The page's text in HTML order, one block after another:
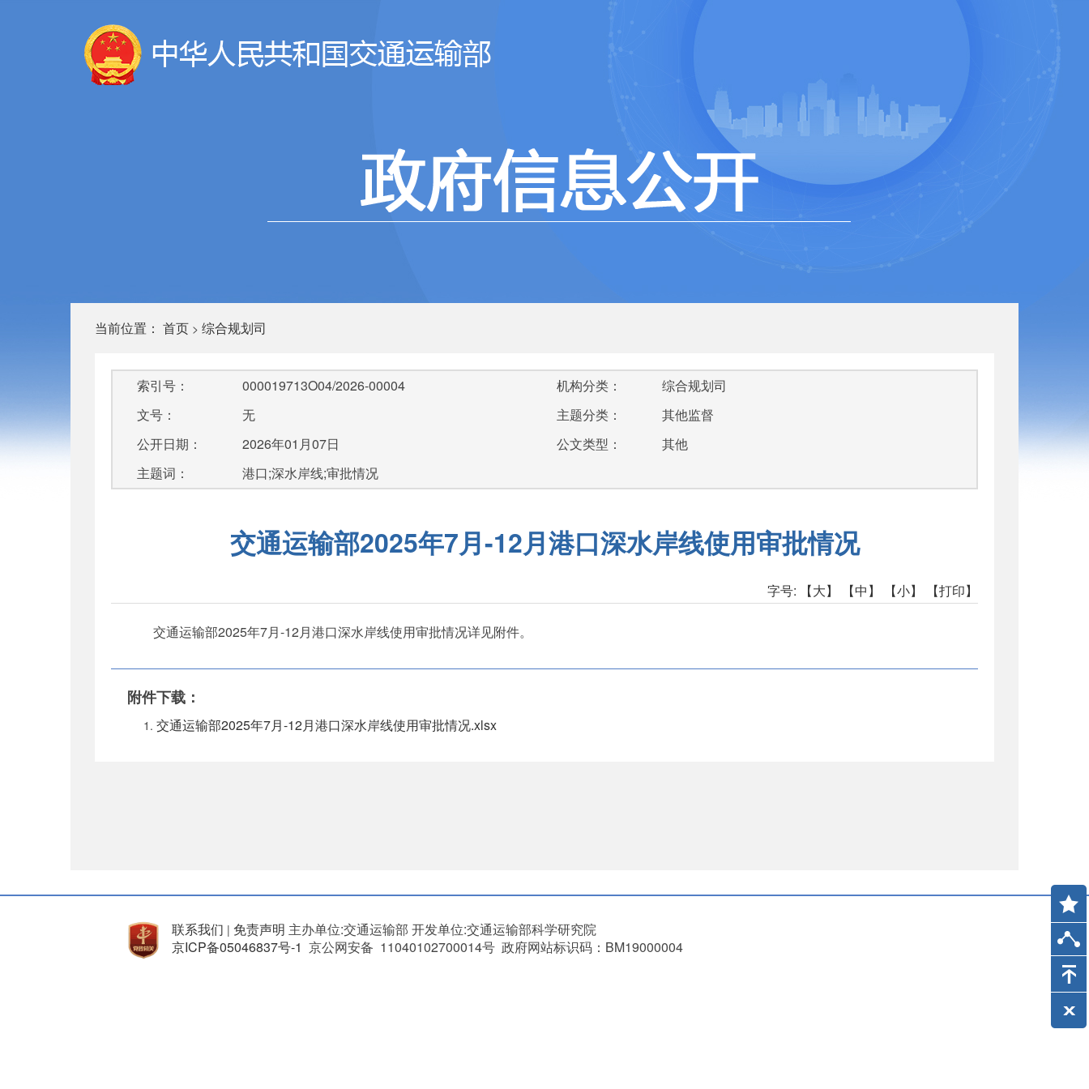
当前位置： 首页 > 综合规划司
索引号：
000019713O04/2026-00004
文号：
无
公开日期：
2026年01月07日
主题词：
港口;深水岸线;审批情况
机构分类：
综合规划司
主题分类：
其他监督
公文类型：
其他
交通运输部2025年7月-12月港口深水岸线使用审批情况
字号: 【大】 【中】 【小】 【打印】
交通运输部2025年7月-12月港口深水岸线使用审批情况详见附件。
附件下载：
交通运输部2025年7月-12月港口深水岸线使用审批情况.xlsx
联系我们 | 免责声明 主办单位:交通运输部 开发单位:交通运输部科学研究院
京ICP备05046837号-1 京公网安备 11040102700014号 政府网站标识码：BM19000004